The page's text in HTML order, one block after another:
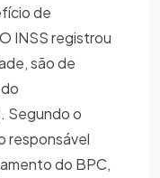
de
INSS registrou
são de
Segundo o
responsável
do BPC,